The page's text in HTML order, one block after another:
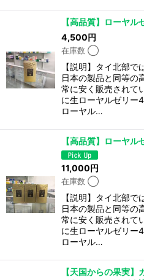
【高品質】ローヤ
4,500円
在庫数 ◯
【説明】タイ北部で
日本の製品と同等の
常に安く販売されて
に生ローヤルゼリー
ローヤル…
【高品質】ローヤ
11,000円
在庫数 ◯
【説明】タイ北部で
日本の製品と同等の
常に安く販売されて
に生ローヤルゼリー
ローヤル…
【天国からの果実